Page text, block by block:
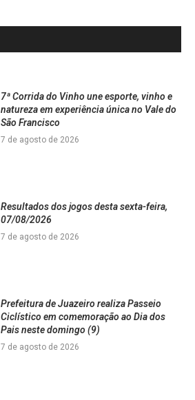
7ª Corrida do Vinho une esporte, vinho e
natureza em experiência única no Vale do
São Francisco
7 de agosto de 2026
Resultados dos jogos desta sexta-feira,
07/08/2026
7 de agosto de 2026
Prefeitura de Juazeiro realiza Passeio
Ciclístico em comemoração ao Dia dos
Pais neste domingo (9)
7 de agosto de 2026